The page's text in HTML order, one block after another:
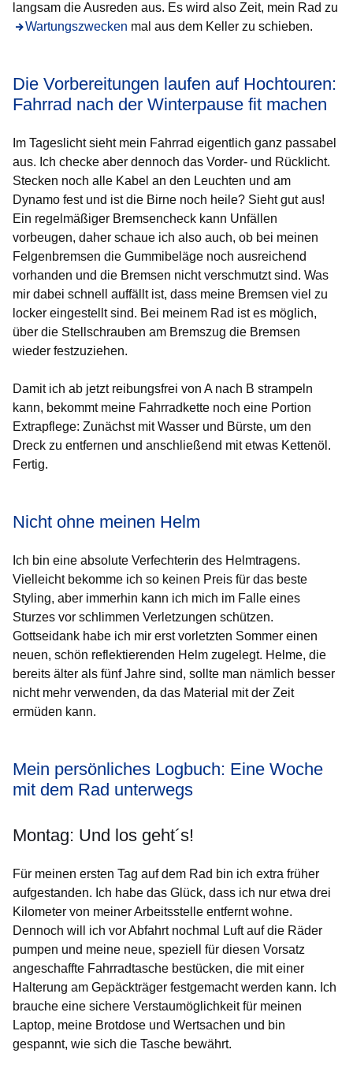
langsam die Ausreden aus. Es wird also Zeit, mein Rad zu
Wartungszwecken mal aus dem Keller zu schieben.
Die Vorbereitungen laufen auf Hochtouren:
Fahrrad nach der Winterpause fit machen
Im Tageslicht sieht mein Fahrrad eigentlich ganz passabel
aus. Ich checke aber dennoch das Vorder- und Rücklicht.
Stecken noch alle Kabel an den Leuchten und am
Dynamo fest und ist die Birne noch heile? Sieht gut aus!
Ein regelmäßiger Bremsencheck kann Unfällen
vorbeugen, daher schaue ich also auch, ob bei meinen
Felgenbremsen die Gummibeläge noch ausreichend
vorhanden und die Bremsen nicht verschmutzt sind. Was
mir dabei schnell auffällt ist, dass meine Bremsen viel zu
locker eingestellt sind. Bei meinem Rad ist es möglich,
über die Stellschrauben am Bremszug die Bremsen
wieder festzuziehen.
Damit ich ab jetzt reibungsfrei von A nach B strampeln
kann, bekommt meine Fahrradkette noch eine Portion
Extrapflege: Zunächst mit Wasser und Bürste, um den
Dreck zu entfernen und anschließend mit etwas Kettenöl.
Fertig.
Nicht ohne meinen Helm
Ich bin eine absolute Verfechterin des Helmtragens.
Vielleicht bekomme ich so keinen Preis für das beste
Styling, aber immerhin kann ich mich im Falle eines
Sturzes vor schlimmen Verletzungen schützen.
Gottseidank habe ich mir erst vorletzten Sommer einen
neuen, schön reflektierenden Helm zugelegt. Helme, die
bereits älter als fünf Jahre sind, sollte man nämlich besser
nicht mehr verwenden, da das Material mit der Zeit
ermüden kann.
Mein persönliches Logbuch: Eine Woche
mit dem Rad unterwegs
Montag: Und los geht´s!
Für meinen ersten Tag auf dem Rad bin ich extra früher
aufgestanden. Ich habe das Glück, dass ich nur etwa drei
Kilometer von meiner Arbeitsstelle entfernt wohne.
Dennoch will ich vor Abfahrt nochmal Luft auf die Räder
pumpen und meine neue, speziell für diesen Vorsatz
angeschaffte Fahrradtasche bestücken, die mit einer
Halterung am Gepäckträger festgemacht werden kann. Ich
brauche eine sichere Verstaumöglichkeit für meinen
Laptop, meine Brotdose und Wertsachen und bin
gespannt, wie sich die Tasche bewährt.